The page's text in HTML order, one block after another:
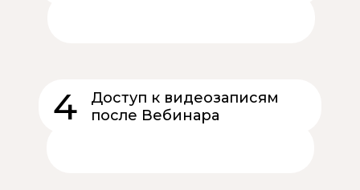
4
Доступ к видеозаписям
после Вебинара